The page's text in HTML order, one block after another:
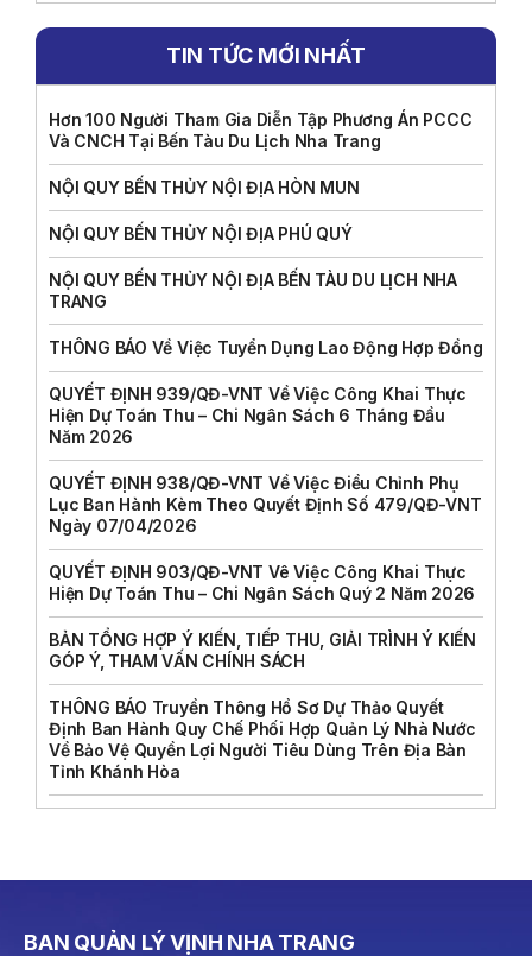
TIN TỨC MỚI NHẤT
Hơn 100 Người Tham Gia Diễn Tập Phương Án PCCC
Và CNCH Tại Bến Tàu Du Lịch Nha Trang
NỘI QUY BẾN THỦY NỘI ĐỊA HÒN MUN
NỘI QUY BẾN THỦY NỘI ĐỊA PHÚ QUÝ
NỘI QUY BẾN THỦY NỘI ĐỊA BẾN TÀU DU LỊCH NHA
TRANG
THÔNG BÁO Về Việc Tuyển Dụng Lao Động Hợp Đồng
QUYẾT ĐỊNH 939/QĐ-VNT Về Việc Công Khai Thực
Hiện Dự Toán Thu – Chi Ngân Sách 6 Tháng Đầu
Năm 2026
QUYẾT ĐỊNH 938/QĐ-VNT Về Việc Điều Chỉnh Phụ
Lục Ban Hành Kèm Theo Quyết Định Số 479/QĐ-VNT
Ngày 07/04/2026
QUYẾT ĐỊNH 903/QĐ-VNT Vê Việc Công Khai Thực
Hiện Dự Toán Thu – Chi Ngân Sách Quý 2 Năm 2026
BẢN TỔNG HỢP Ý KIẾN, TIẾP THU, GIẢI TRÌNH Ý KIẾN
GÓP Ý, THAM VẤN CHÍNH SÁCH
THÔNG BÁO Truyền Thông Hồ Sơ Dự Thảo Quyết
Định Ban Hành Quy Chế Phối Hợp Quản Lý Nhà Nước
Về Bảo Vệ Quyền Lợi Người Tiêu Dùng Trên Địa Bàn
Tỉnh Khánh Hòa
BAN QUẢN LÝ VỊNH NHA TRANG